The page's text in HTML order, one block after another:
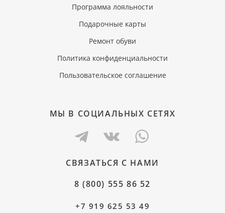
Программа лояльности
Подарочные карты
Ремонт обуви
Политика конфиденциальности
Пользовательское соглашение
МЫ В СОЦИАЛЬНЫХ СЕТЯХ
СВЯЗАТЬСЯ С НАМИ
8 (800) 555 86 52
+7 919 625 53 49